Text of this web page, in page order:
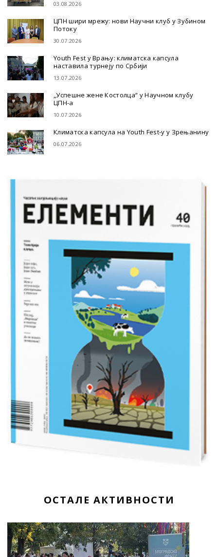
03.08.2026
ЦПН шири мрежу: нови Научни клуб у Зубином
Потоку
30.07.2026
Youth Fest у Врању: климатска капсула
наставила турнеју по Србији
13.07.2026
„Успешне жене Костолца“ у Научном клубу
ЦПН-а
10.07.2026
Климатска капсула на Youth Fest-у у Зрењанину
06.07.2026
ОСТАЛЕ АКТИВНОСТИ